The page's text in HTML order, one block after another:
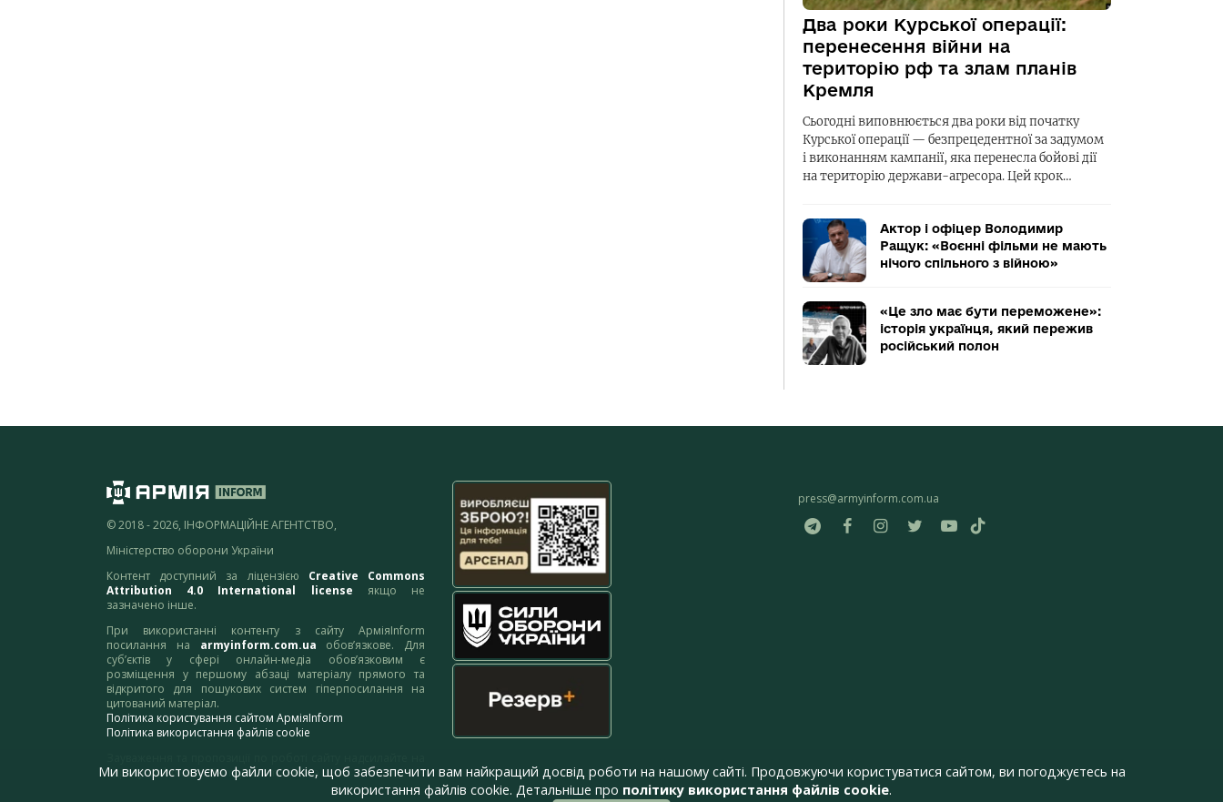
Два роки Курської операції:
перенесення війни на
територію рф та злам планів
Кремля
Сьогодні виповнюється два роки від початку
Курської операції — безпрецедентної за задумом
і виконанням кампанії, яка перенесла бойові дії
на територію держави-агресора. Цей крок…
Актор і офіцер Володимир
Ращук: «Воєнні фільми не мають
нічого спільного з війною»
«Це зло має бути переможене»:
історія українця, який пережив
російський полон
© 2018 - 2026, ІНФОРМАЦІЙНЕ АГЕНТСТВО,
Міністерство оборони України
Контент доступний за ліцензією Creative Commons
Attribution 4.0 International license якщо не
зазначено інше.
При використанні контенту з сайту АрміяInform
посилання на armyinform.com.ua обов’язкове. Для
суб’єктів у сфері онлайн-медіа обов’язковим є
розміщення у першому абзаці матеріалу прямого та
відкритого для пошукових систем гіперпосилання на
цитований матеріал.
Політика користування сайтом АрміяInform
Політика використання файлів cookie
адресу:webmaster@armyinform.com.ua
press@armyinform.com.ua
Ми використовуємо файли cookie, щоб забезпечити вам найкращий досвід роботи на нашому сайті. Продовжуючи користуватися сайтом, ви погоджуєтесь на
використання файлів cookie. Детальніше про політику використання файлів cookie.